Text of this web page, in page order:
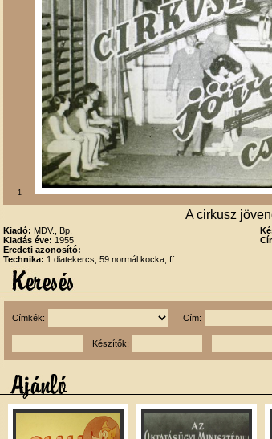
1
A cirkusz
Kiadó: MDV., Bp.
Kiadás éve: 1955
Eredeti azonosító:
Technika: 1 diatekercs, 59 normál kocka, ff.
Címkék: Cím:
Készítők: